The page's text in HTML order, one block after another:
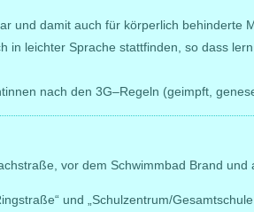
und damit auch für körperlich behinderte
in leichter Sprache stattfinden, so dass
nach den 3G–Regeln (geimpft,
vor dem Schwimmbad Brand
und „Schulzentrum/